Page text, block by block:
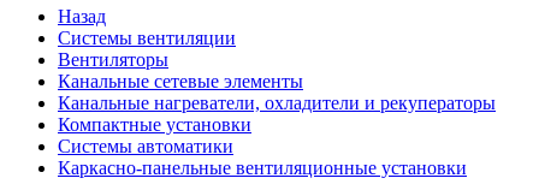
Назад
Системы вентиляции
Вентиляторы
Канальные сетевые элементы
Канальные нагреватели, охладители и рекуператоры
Компактные установки
Системы автоматики
Каркасно-панельные вентиляционные установки